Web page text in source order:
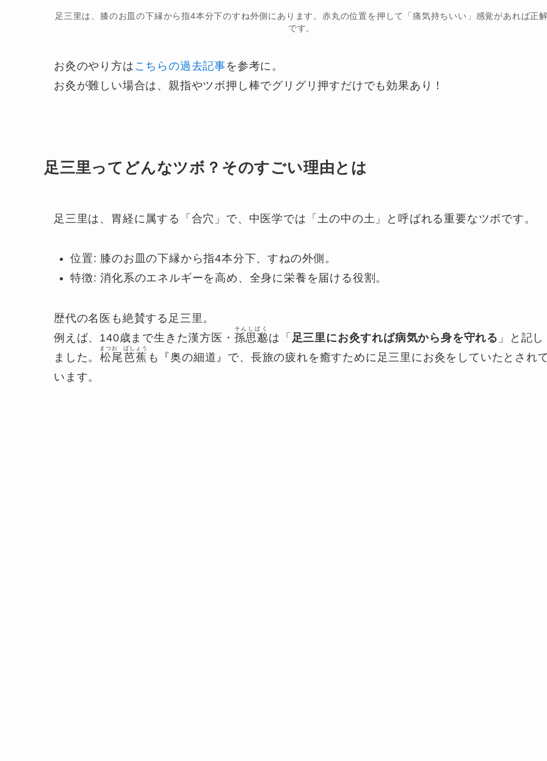
足三里は、膝のお皿の下縁から指4本分下のすね外側にあります。赤丸の位置を押して「痛気持ちいい」感覚があれば正
です。
お灸のやり方は こちらの過去記事を参考に。
お灸が難しい場合は、親指やツボ押し棒でグリグリ押すだけでも効果あり！
足三里ってどんなツボ？そのすごい理由とは
足三里は、胃経に属する「合穴」で、中医学では「土の中の土」と呼ばれる重要なツボです。
位置: 膝のお皿の下縁から指4本分下、すねの外側。
特徴: 消化系のエネルギーを高め、全身に栄養を届ける役割。
歴代の名医も絶賛する足三里。
例えば、140歳まで生きた漢方医・ 孫思邈
そんしばく
は「 足三里にお灸すれば病気から身を守れる 」と記し
ました。 松尾芭蕉
まつお ばしょう
も『奥の細道』で、長旅の疲れを癒すために足三里にお灸をしていたとされ
います。